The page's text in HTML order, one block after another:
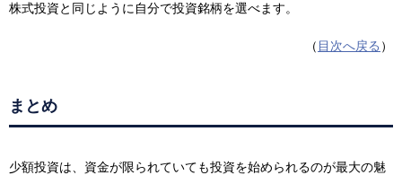
株式投資と同じように自分で投資銘柄を選べます。
（ 目次へ戻る ）
まとめ
少額投資は、資金が限られていても投資を始められるのが最大の魅